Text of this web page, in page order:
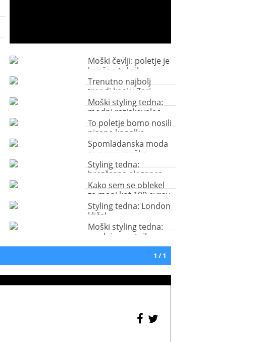
Moški čevlji: poletje je
končno tukaj!
Trenutno najbolj
trendi kosi v Zari
Moški styling tedna:
modni raziskovalec
To poletje bomo nosili
pisane kopalke
Spomladanska moda
za prave moške
Styling tedna:
brezčasna eleganca
Kako sem se oblekel
za manj kot 100 evrov
Styling tedna: London
kliče!
Moški styling tedna:
modni popotnik
1 / 1